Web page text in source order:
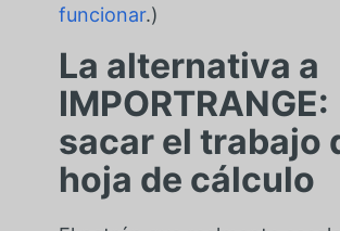
funcionar.)
La alternativa a
IMPORTRANGE:
sacar el trabajo
hoja de cálculo